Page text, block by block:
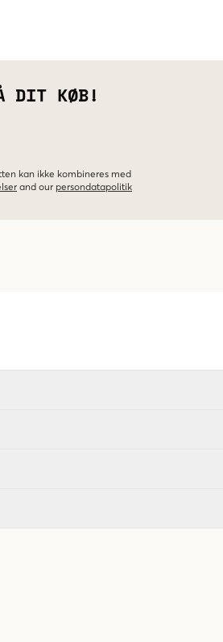
DIT KØB!
kan ikke kombineres med
and our persondatapolitik